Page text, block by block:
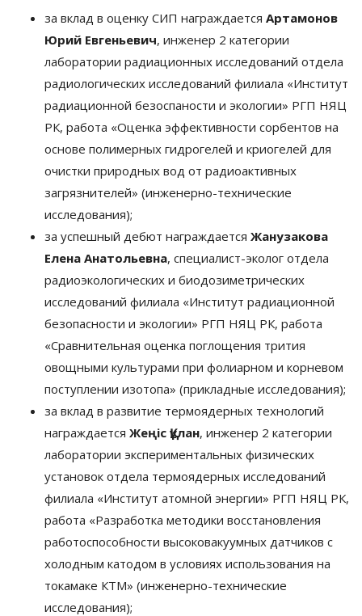
за вклад в оценку СИП награждается Артамонов
Юрий Евгеньевич, инженер 2 категории
лаборатории радиационных исследований отдела
радиологических исследований филиала «Институт
радиационной безоспаности и экологии» РГП НЯЦ
РК, работа «Оценка эффективности сорбентов на
основе полимерных гидрогелей и криогелей для
очистки природных вод от радиоактивных
загрязнителей» (инженерно-технические
исследования);
за успешный дебют награждается Жанузакова
Елена Анатольевна, специалист-эколог отдела
радиоэкологических и биодозиметрических
исследований филиала «Институт радиационной
безопасности и экологии» РГП НЯЦ РК, работа
«Сравнительная оценка поглощения трития
овощными культурами при фолиарном и корневом
поступлении изотопа» (прикладные исследования);
за вклад в развитие термоядерных технологий
награждается Жеңіс Құлан, инженер 2 категории
лаборатории экспериментальных физических
установок отдела термоядерных исследований
филиала «Институт атомной энергии» РГП НЯЦ РК,
работа «Разработка методики восстановления
работоспособности высоковакуумных датчиков с
холодным катодом в условиях использования на
токамаке КТМ» (инженерно-технические
исследования);